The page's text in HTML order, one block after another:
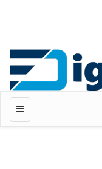
منو